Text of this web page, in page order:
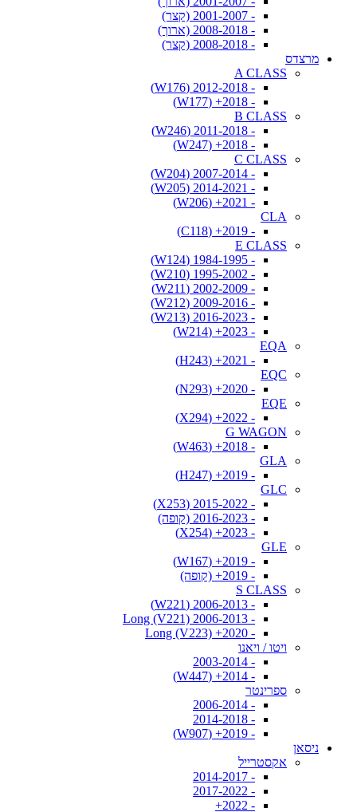
- 2001-2007 (קצר)
- 2008-2018 (ארוך)
- 2008-2018 (קצר)
מרצדס
A CLASS
- 2012-2018 (W176)
- 2018+ (W177)
B CLASS
- 2011-2018 (W246)
- 2018+ (W247)
C CLASS
- 2007-2014 (W204)
- 2014-2021 (W205)
- 2021+ (W206)
CLA
- 2019+ (C118)
E CLASS
- 1984-1995 (W124)
- 1995-2002 (W210)
- 2002-2009 (W211)
- 2009-2016 (W212)
- 2016-2023 (W213)
- 2023+ (W214)
EQA
- 2021+ (H243)
EQC
- 2020+ (N293)
EQE
- 2022+ (X294)
G WAGON
- 2018+ (W463)
GLA
- 2019+ (H247)
GLC
- 2015-2022 (X253)
- 2016-2023 (קופה)
- 2023+ (X254)
GLE
- 2019+ (W167)
- 2019+ (קופה)
S CLASS
- 2006-2013 (W221)
- 2006-2013 Long (V221)
- 2020+ Long (V223)
ויטו / ויאנו
- 2003-2014
- 2014+ (W447)
ספרינטר
- 2006-2014
- 2014-2018
- 2019+ (W907)
ניסאן
אקסטרייל
- 2014-2017
- 2017-2022
- 2022+